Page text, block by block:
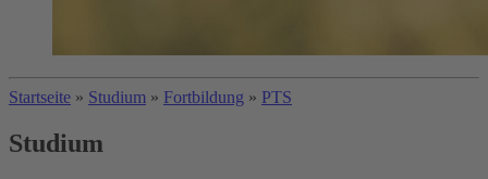
Startseite » Studium » Fortbildung » PTS
Studium